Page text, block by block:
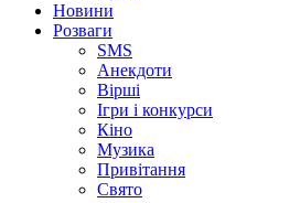
Новини
Розваги
SMS
Анекдоти
Вірші
Ігри і конкурси
Кіно
Музика
Привітання
Свято